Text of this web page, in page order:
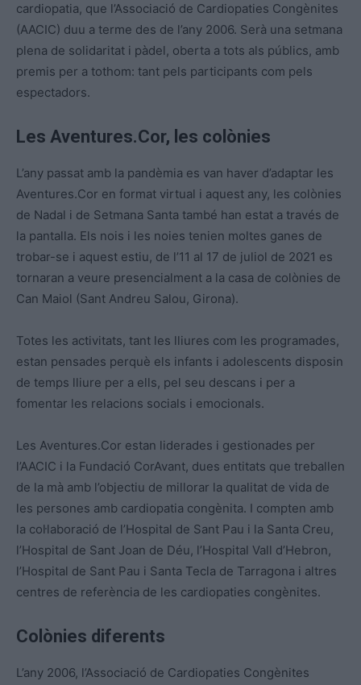
cardiopatia, que l’Associació de Cardiopaties Congènites
(AACIC) duu a terme des de l’any 2006. Serà una setmana
plena de solidaritat i pàdel, oberta a tots als públics, amb
premis per a tothom: tant pels participants com pels
espectadors.
Les Aventures.Cor, les colònies
L’any passat amb la pandèmia es van haver d’adaptar les
Aventures.Cor en format virtual i aquest any, les colònies
de Nadal i de Setmana Santa també han estat a través de
la pantalla. Els nois i les noies tenien moltes ganes de
trobar-se i aquest estiu, de l’11 al 17 de juliol de 2021 es
tornaran a veure presencialment a la casa de colònies de
Can Maiol (Sant Andreu Salou, Girona).
Totes les activitats, tant les lliures com les programades,
estan pensades perquè els infants i adolescents disposin
de temps lliure per a ells, pel seu descans i per a
fomentar les relacions socials i emocionals.
Les Aventures.Cor estan liderades i gestionades per
l’AACIC i la Fundació CorAvant, dues entitats que treballen
de la mà amb l’objectiu de millorar la qualitat de vida de
les persones amb cardiopatia congènita. I compten amb
la col·laboració de l’Hospital de Sant Pau i la Santa Creu,
l’Hospital de Sant Joan de Déu, l’Hospital Vall d’Hebron,
l’Hospital de Sant Pau i Santa Tecla de Tarragona i altres
centres de referència de les cardiopaties congènites.
Colònies diferents
L’any 2006, l’Associació de Cardiopaties Congènites